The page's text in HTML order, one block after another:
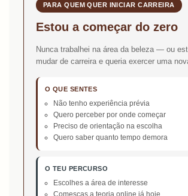
PARA QUEM QUER INICIAR CARREIRA
Estou a começar do zero
Nunca trabalhei na área da beleza — ou
mudar de carreira e queria exercer uma
O QUE SENTES
Não tenho experiência prévia
Quero perceber por onde começar
Preciso de orientação na escolha
Quero saber quanto tempo demora
O TEU PERCURSO
Escolhes a área de interesse
Comesças a teoria online já hoje